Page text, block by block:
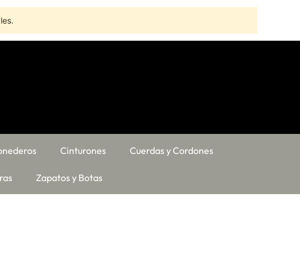
Cinturones Cuerdas y Cordones
Zapatos y Botas